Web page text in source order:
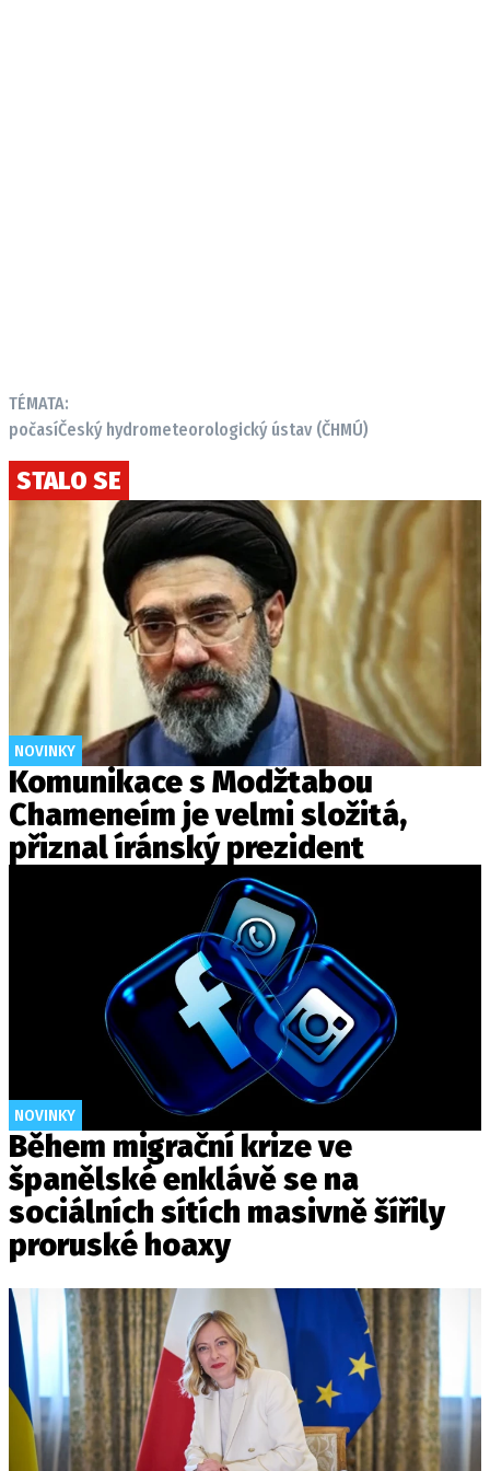
TÉMATA:
počasíČeský hydrometeorologický ústav (ČHMÚ)
STALO SE
NOVINKY
Komunikace s Modžtabou
Chameneím je velmi složitá,
přiznal íránský prezident
NOVINKY
Během migrační krize ve
španělské enklávě se na
sociálních sítích masivně šířily
proruské hoaxy